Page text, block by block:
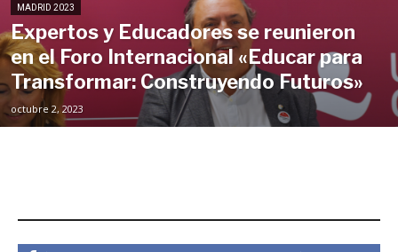
MADRID 2023
Expertos y Educadores se reunieron
en el Foro Internacional «Educar para
Transformar: Construyendo Futuros»
octubre 2, 2023